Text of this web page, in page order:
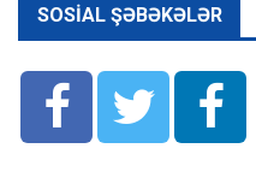
SOSIAL ŞƏBƏKƏLƏR